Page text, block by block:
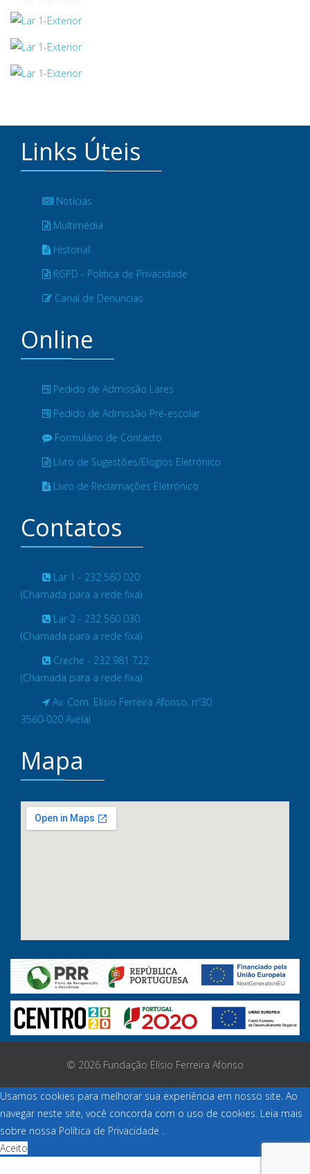
Links Úteis
Notícias
Multimédia
Historial
RGPD - Politica de Privacidade
Canal de Denuncias
Online
Pedido de Admissão Lares
Pedido de Admissão Pré-escolar
Formulário de Contacto
Livro de Sugestões/Elogios Eletrónico
Livro de Reclamações Eletrónico
Contatos
Lar 1 - 232 560 020
(Chamada para a rede fixa)
Lar 2 - 232 560 030
(Chamada para a rede fixa)
Creche - 232 981 722
(Chamada para a rede fixa)
Av. Com. Elísio Ferreira Afonso, nº30
3560-020 Avelal
Mapa
© 2026 Fundação Elísio Ferreira Afonso
Usamos cookies para melhorar sua experiência em nosso site. Ao
navegar neste site, você concorda com o uso de cookies. Leia mais
sobre nossa Política de Privacidade .
Aceito